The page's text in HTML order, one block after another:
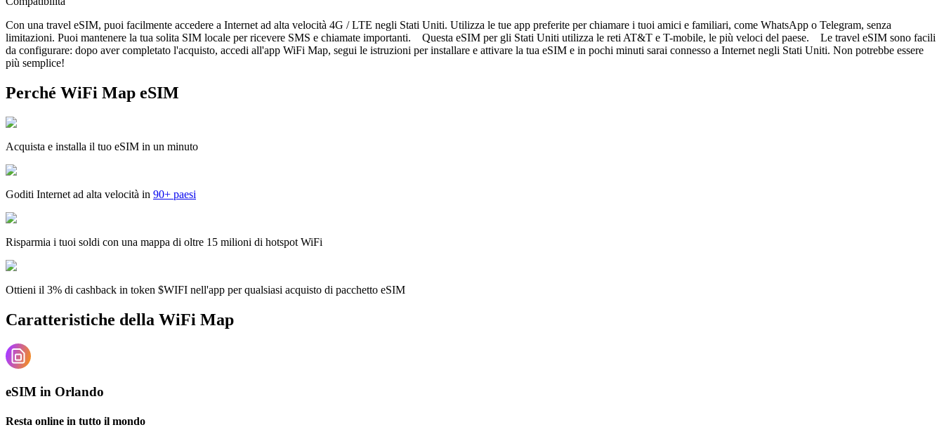
Con una travel eSIM, puoi facilmente accedere a Internet ad alta velocità 4G / LTE negli Stati Uniti. Utilizza le tue app preferite per chiamare i tuoi amici e familiari, come WhatsApp o Telegram, senza
limitazioni. Puoi mantenere la tua solita SIM locale per ricevere SMS e chiamate importanti. Questa eSIM per gli Stati Uniti utilizza le reti AT&T e T-mobile, le più veloci del paese. Le travel eSIM sono facili
da configurare: dopo aver completato l'acquisto, accedi all'app WiFi Map, segui le istruzioni per installare e attivare la tua eSIM e in pochi minuti sarai connesso a Internet negli Stati Uniti. Non potrebbe essere
più semplice!
Perché WiFi Map eSIM
Acquista e installa il tuo eSIM in un minuto
Goditi Internet ad alta velocità in 90+ paesi
Risparmia i tuoi soldi con una mappa di oltre 15 milioni di hotspot WiFi
Ottieni il 3% di cashback in token $WIFI nell'app per qualsiasi acquisto di pacchetto eSIM
Caratteristiche della WiFi Map
eSIM in Orlando
Resta online in tutto il mondo